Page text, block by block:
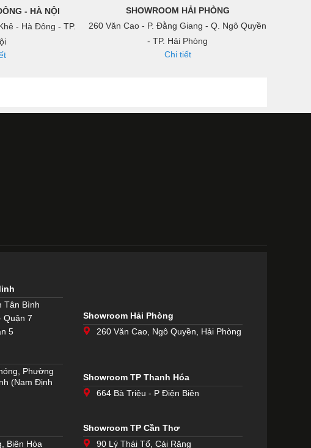
- HÀ NỘI
- Hà Đông - TP.
SHOWROOM HẢI PHÒNG
260 Văn Cao - P. Đằng Giang - Q. Ngô Quyền
- TP. Hải Phòng
Chi tiết
Tân Bình
Quận 7
5
Showroom Hải Phòng
260 Văn Cao, Ngô Quyền, Hải Phòng
Phường
(Nam Định
Showroom TP Thanh Hóa
664 Bà Triệu - P Điện Biên
Biên Hòa
Showroom TP Cần Thơ
90 Lý Thái Tổ, Cái Răng